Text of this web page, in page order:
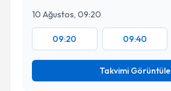
10 Ağustos, 09:20
09:20 09:40
Takvimi Görüntüle